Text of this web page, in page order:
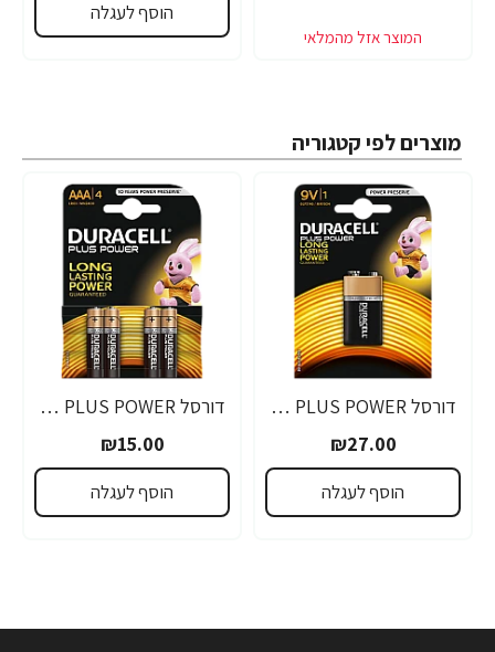
הוסף לעגלה
מוצרים לפי קטגוריה
דורסל PLUS POWER סוללות 9V אריזת 1 יחידות - מבית Duracell
₪27.00
הוסף לעגלה
דורסל PLUS POWER סוללות AAA אריזת 4 יחידות - מבית Duracell
₪15.00
הוסף לעגלה